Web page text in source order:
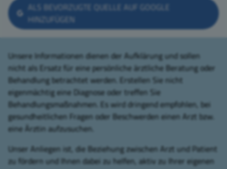
ALS BEVORZUGTE QUELLE AUF GOOGLE
HINZUFÜGEN
Unsere Informationen dienen der Aufklärung und sollen
nicht als Ersatz für eine persönliche ärztliche Beratung oder
Behandlung betrachtet werden. Erstellen Sie nicht
eigenmächtig eine Diagnose oder treffen Sie
Behandlungsmaßnahmen. Es wird dringend empfohlen, bei
gesundheitlichen Fragen oder Beschwerden einen Arzt bzw.
eine Ärztin aufzusuchen.
Unser Anliegen ist, die Beziehung zwischen Arzt und Patient
zu fördern und Ihnen dabei zu helfen, aktiv zu Ihrer eigenen